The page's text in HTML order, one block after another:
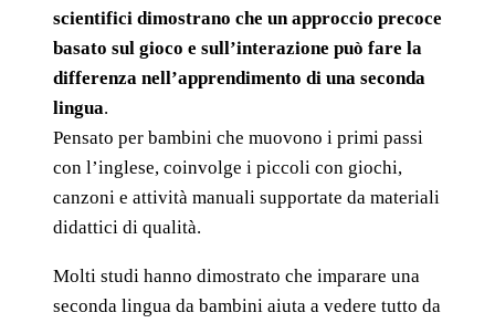
scientifici dimostrano che un approccio precoce
basato sul gioco e sull’interazione può fare la
differenza nell’apprendimento di una seconda
lingua.
Pensato per bambini che muovono i primi passi
con l’inglese, coinvolge i piccoli con giochi,
canzoni e attività manuali supportate da materiali
didattici di qualità.
Molti studi hanno dimostrato che imparare una
seconda lingua da bambini aiuta a vedere tutto da